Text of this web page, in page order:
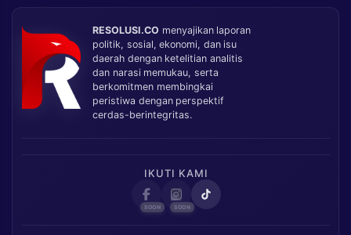
RESOLUSI.CO menyajikan laporan
politik, sosial, ekonomi, dan isu
daerah dengan ketelitian analitis
dan narasi memukau, serta
berkomitmen membingkai
peristiwa dengan perspektif
cerdas-berintegritas.
IKUTI KAMI